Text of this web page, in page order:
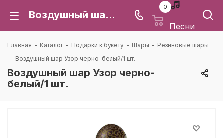
Воздушный шар Узор черно-белый/1 шт.: цена и доставка в Воронеже | Каталея
0
Песни
Главная - Каталог - Подарки к букету - Шары - Резиновые шары
- Воздушный шар Узор черно-белый/1 шт.
Воздушный шар Узор черно-
белый/1 шт.